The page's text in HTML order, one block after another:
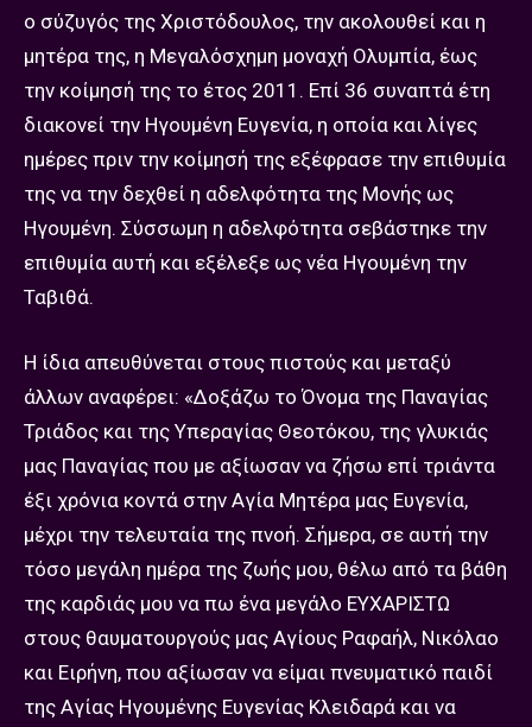
ο σύζυγός της Χριστόδουλος, την ακολουθεί και η
μητέρα της, η Μεγαλόσχημη μοναχή Ολυμπία, έως
την κοίμησή της το έτος 2011. Επί 36 συναπτά έτη
διακονεί την Ηγουμένη Ευγενία, η οποία και λίγες
ημέρες πριν την κοίμησή της εξέφρασε την επιθυμία
της να την δεχθεί η αδελφότητα της Μονής ως
Ηγουμένη. Σύσσωμη η αδελφότητα σεβάστηκε την
επιθυμία αυτή και εξέλεξε ως νέα Ηγουμένη την
Ταβιθά.
Η ίδια απευθύνεται στους πιστούς και μεταξύ
άλλων αναφέρει: «Δοξάζω το Όνομα της Παναγίας
Τριάδος και της Υπεραγίας Θεοτόκου, της γλυκιάς
μας Παναγίας που με αξίωσαν να ζήσω επί τριάντα
έξι χρόνια κοντά στην Αγία Μητέρα μας Ευγενία,
μέχρι την τελευταία της πνοή. Σήμερα, σε αυτή την
τόσο μεγάλη ημέρα της ζωής μου, θέλω από τα βάθη
της καρδιάς μου να πω ένα μεγάλο ΕΥΧΑΡΙΣΤΩ
στους θαυματουργούς μας Αγίους Ραφαήλ, Νικόλαο
και Ειρήνη, που αξίωσαν να είμαι πνευματικό παιδί
της Αγίας Ηγουμένης Ευγενίας Κλειδαρά και να